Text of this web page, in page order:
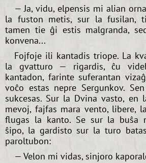
— Ja, vidu, elpensis mi alian
la fuston metis, sur la fusilan,
tamen tie ĝi estis malgranda,
konvena...
Fojfoje ili kantadis triope. La
la gvatturo — rigardis, ĉu
kantadon, farinte suferantan
voĉo estas nepre Sergunkov.
sukcesas. Sur la Dvina vasto, en
mevoj, fajfas mara vento, libere,
flugas la kanto. Se sur la buŝa
ŝipo, la gardisto sur la turo
paroltubon:
— Velon mi vidas, sinjoro